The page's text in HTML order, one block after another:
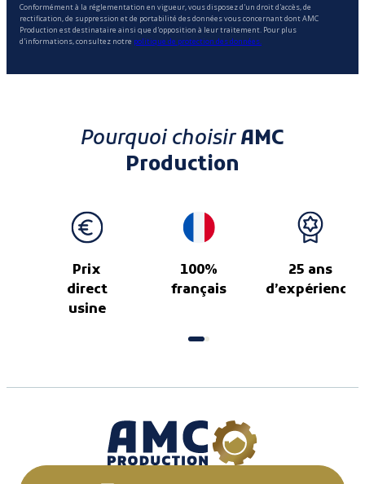
Conformément à la réglementation en vigueur, vous disposez d'un droit d'accès, de
rectification, de suppression et de portabilité des données vous concernant dont AMC
Production est destinataire ainsi que d'opposition à leur traitement. Pour plus
d'informations, consultez notre politique de protection des données.
Pourquoi choisirAMC
Production
Prix
direct
usine
100%
français
25 ans
d’expérience